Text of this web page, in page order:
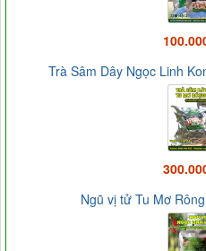
Trà Sâm Dây Ngọc Linh
Ngũ vị tử Tu Mơ